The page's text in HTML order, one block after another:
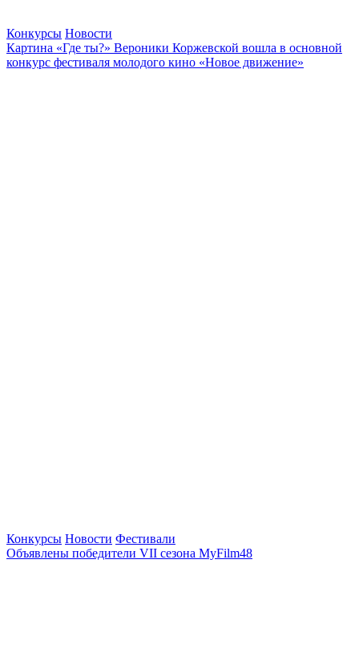
Конкурсы Новости
Картина «Где ты?» Вероники Коржевской вошла в основной
конкурс фестиваля молодого кино «Новое движение»
Конкурсы Новости Фестивали
Объявлены победители VII сезона MyFilm48